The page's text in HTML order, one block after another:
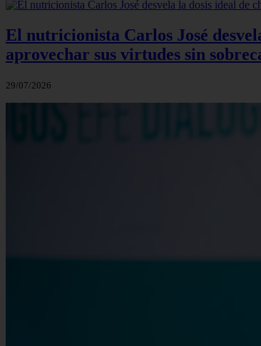
El nutricionista Carlos José
aprovechar sus virtudes sin
29/07/2026